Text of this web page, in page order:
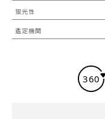
蛍光性
鑑定機関